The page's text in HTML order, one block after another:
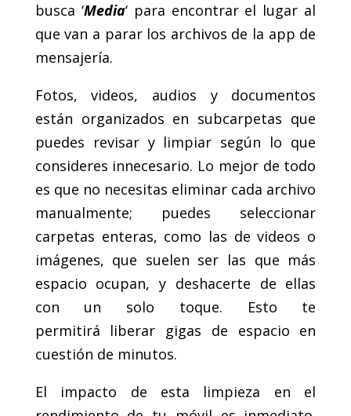
busca ‘Media‘ para encontrar el lugar al
que van a parar los archivos de la app de
mensajería.
Fotos, videos, audios y documentos
están organizados en subcarpetas que
puedes revisar y limpiar según lo que
consideres innecesario. Lo mejor de todo
es que no necesitas eliminar cada archivo
manualmente; puedes seleccionar
carpetas enteras, como las de videos o
imágenes, que suelen ser las que más
espacio ocupan, y deshacerte de ellas
con un solo toque. Esto te
permitirá liberar gigas de espacio en
cuestión de minutos.
El impacto de esta limpieza en el